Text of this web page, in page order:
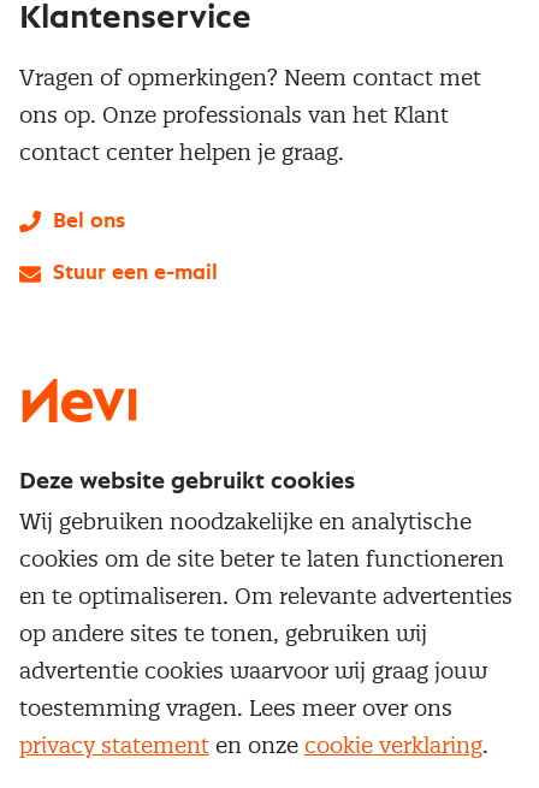
Service & contact
Over inkoop
Netwerk en communities
Aanmelden nieuwsbrief
Word lid van Nevi
Populaire thema's
Aanbesteden
Contractmanagement
Kostenmanagement
Onderhandelen
Opleidingen en trainingen
Trainingen
Opleidingen
Maatwerk
Klantenservice
Vragen of opmerkingen? Neem contact met
ons op. Onze professionals van het Klant
contact center helpen je graag.
Bel ons
Stuur een e-mail
Cookievoorkeuren beherenOnzealgemene
Deze website gebruikt cookies
Wij gebruiken noodzakelijke en analytische
cookies om de site beter te laten functioneren
en te optimaliseren. Om relevante advertenties
op andere sites te tonen, gebruiken wij
advertentie cookies waarvoor wij graag jouw
toestemming vragen. Lees meer over ons
privacy statement en onze cookie verklaring.